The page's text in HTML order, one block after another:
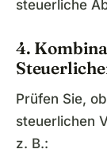
steuerliche
4.
Prüfen Sie,
steuerlichen
z. B.: